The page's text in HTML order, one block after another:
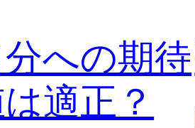
への期待
適正？